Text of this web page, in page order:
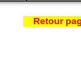
Retour